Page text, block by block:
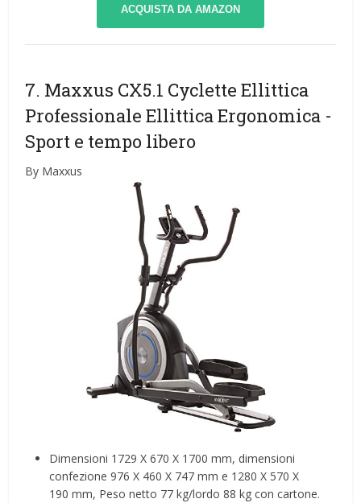
ACQUISTA DA AMAZON
7. Maxxus CX5.1 Cyclette Ellittica
Professionale Ellittica Ergonomica -
Sport e tempo libero
By Maxxus
Dimensioni 1729 X 670 X 1700 mm, dimensioni
confezione 976 X 460 X 747 mm e 1280 X 570 X
190 mm, Peso netto 77 kg/lordo 88 kg con cartone.